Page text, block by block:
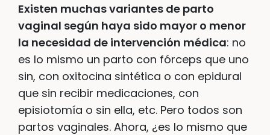
Existen muchas variantes de parto
vaginal según haya sido mayor o menor
la necesidad de intervención médica: no
es lo mismo un parto con fórceps que uno
sin, con oxitocina sintética o con epidural
que sin recibir medicaciones, con
episiotomía o sin ella, etc. Pero todos son
partos vaginales. Ahora, ¿es lo mismo que